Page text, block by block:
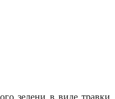
зелени в виде травки